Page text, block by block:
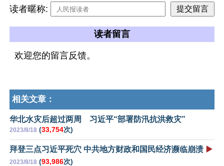
读者暱称:
读者留言
欢迎您的留言反馈。
相关文章：
华北水灾后超过两周 习近平“部署防汛抗洪救灾”
2023/8/18 (33,754次)
拜登三点习近平死穴 中共地方财政和国民经济濒临崩溃 ▶️
2023/8/18 (93,986次)